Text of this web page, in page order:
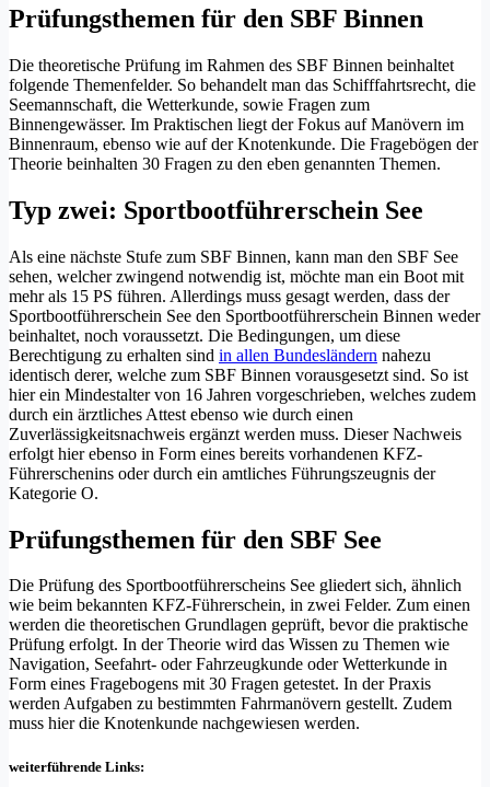
Prüfungsthemen für den SBF Binnen
Die theoretische Prüfung im Rahmen des SBF Binnen beinhaltet
folgende Themenfelder. So behandelt man das Schifffahrtsrecht, die
Seemannschaft, die Wetterkunde, sowie Fragen zum
Binnengewässer. Im Praktischen liegt der Fokus auf Manövern im
Binnenraum, ebenso wie auf der Knotenkunde. Die Fragebögen der
Theorie beinhalten 30 Fragen zu den eben genannten Themen.
Typ zwei: Sportbootführerschein See
Als eine nächste Stufe zum SBF Binnen, kann man den SBF See
sehen, welcher zwingend notwendig ist, möchte man ein Boot mit
mehr als 15 PS führen. Allerdings muss gesagt werden, dass der
Sportbootführerschein See den Sportbootführerschein Binnen weder
beinhaltet, noch voraussetzt. Die Bedingungen, um diese
Berechtigung zu erhalten sind in allen Bundesländern nahezu
identisch derer, welche zum SBF Binnen vorausgesetzt sind. So ist
hier ein Mindestalter von 16 Jahren vorgeschrieben, welches zudem
durch ein ärztliches Attest ebenso wie durch einen
Zuverlässigkeitsnachweis ergänzt werden muss. Dieser Nachweis
erfolgt hier ebenso in Form eines bereits vorhandenen KFZ-
Führerschenins oder durch ein amtliches Führungszeugnis der
Kategorie O.
Prüfungsthemen für den SBF See
Die Prüfung des Sportbootführerscheins See gliedert sich, ähnlich
wie beim bekannten KFZ-Führerschein, in zwei Felder. Zum einen
werden die theoretischen Grundlagen geprüft, bevor die praktische
Prüfung erfolgt. In der Theorie wird das Wissen zu Themen wie
Navigation, Seefahrt- oder Fahrzeugkunde oder Wetterkunde in
Form eines Fragebogens mit 30 Fragen getestet. In der Praxis
werden Aufgaben zu bestimmten Fahrmanövern gestellt. Zudem
muss hier die Knotenkunde nachgewiesen werden.
weiterführende Links: